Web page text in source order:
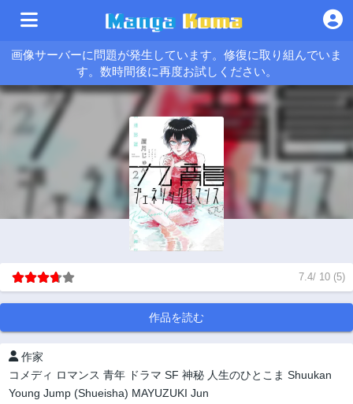
画像サーバーに問題が発生しています。修復に取り組んでいま
す。数時間後に再度お試しください。
7.4/ 10 (5)
作品を読む
作家
コメディ ロマンス 青年 ドラマ SF 神秘 人生のひとこま Shuukan
Young Jump (Shueisha) MAYUZUKI Jun